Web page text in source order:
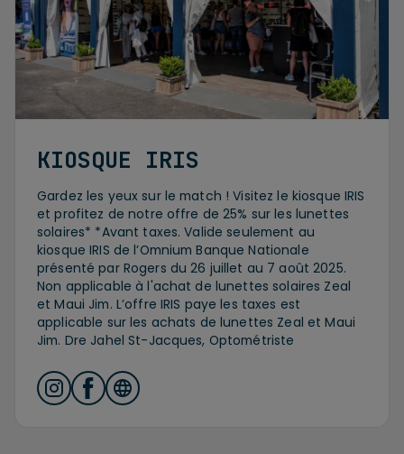
KIOSQUE IRIS
Gardez les yeux sur le match ! Visitez le kiosque IRIS
et profitez de notre offre de 25% sur les lunettes
solaires* *Avant taxes. Valide seulement au
kiosque IRIS de l’Omnium Banque Nationale
présenté par Rogers du 26 juillet au 7 août 2025.
Non applicable à l'achat de lunettes solaires Zeal
et Maui Jim. L’offre IRIS paye les taxes est
applicable sur les achats de lunettes Zeal et Maui
Jim. Dre Jahel St-Jacques, Optométriste